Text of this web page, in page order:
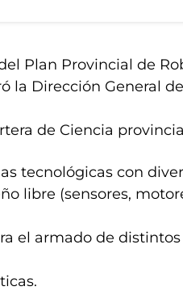
Plan Provincial de
la Dirección General
de Ciencia
tecnológicas con
libre (sensores,
el armado de